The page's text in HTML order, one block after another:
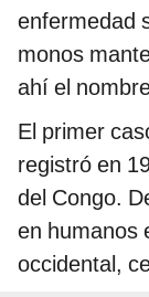
enfermedad
monos
ahí el
El primer
registró en
del Congo.
en humanos
occidental,